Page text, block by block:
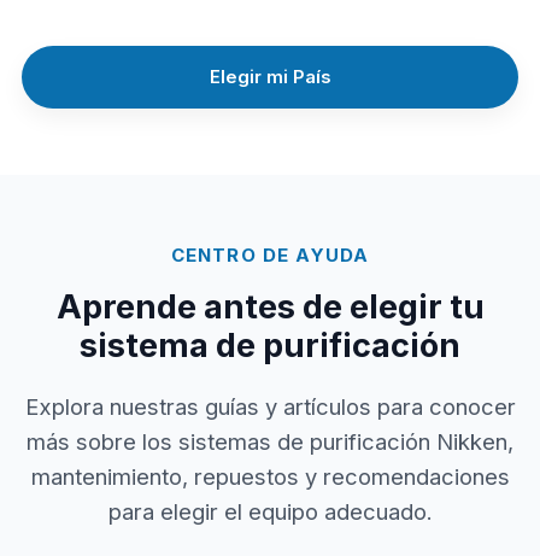
Elegir mi País
CENTRO DE AYUDA
Aprende antes de elegir tu
sistema de purificación
Explora nuestras guías y artículos para conocer
más sobre los sistemas de purificación Nikken,
mantenimiento, repuestos y recomendaciones
para elegir el equipo adecuado.